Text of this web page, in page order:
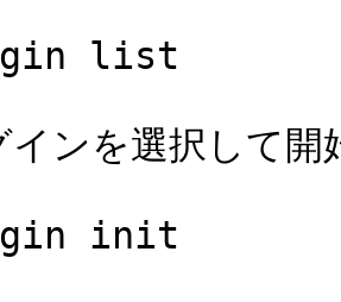
list
インを選択して
init